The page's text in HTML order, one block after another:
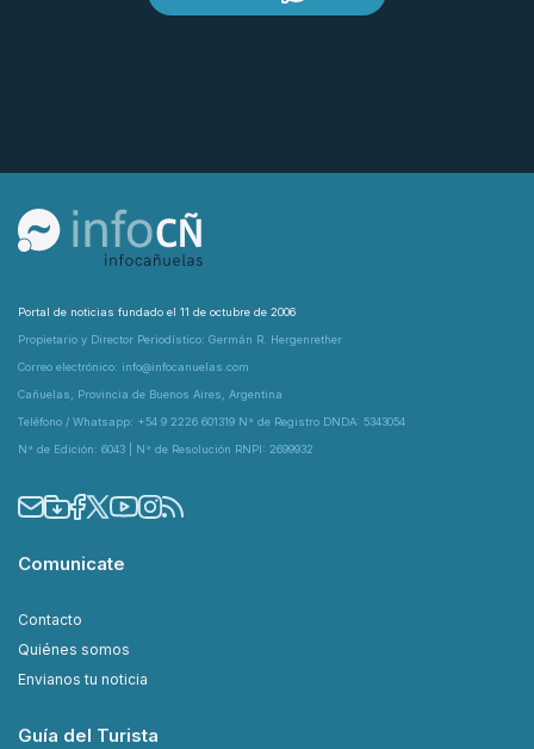
Portal de noticias fundado el 11 de octubre de 2006
Propietario y Director Periodístico: Germán R. Hergenrether
Correo electrónico: info@infocanuelas.com
Cañuelas, Provincia de Buenos Aires, Argentina
Teléfono / Whatsapp: +54 9 2226 601319 N° de Registro DNDA: 5343054
N° de Edición: 6043 | N° de Resolución RNPI: 2699932
Comunicate
Contacto
Quiénes somos
Envianos tu noticia
Guía del Turista